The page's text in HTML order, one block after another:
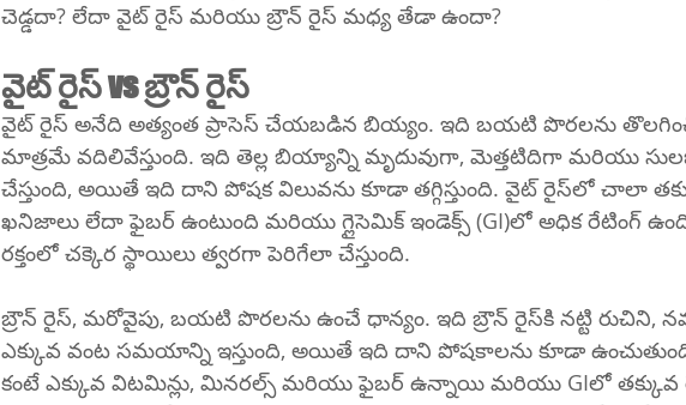
చెడ్డదా? లేదా వైట్ రైస్ మరియు బ్రౌన్ రైస్ మధ్య తేడా ఉందా?
వైట్ రైస్ vs బ్రౌన్ రైస్
వైట్ రైస్ అనేది అత్యంత ప్రాసెస్ చేయబడిన బియ్యం. ఇది బయటి పొరలను
మాత్రమే వదిలివేస్తుంది. ఇది తెల్ల బియ్యాన్ని మృదువుగా, మెత్తటిదిగా మరియు
చేస్తుంది, అయితే ఇది దాని పోషక విలువను కూడా తగ్గిస్తుంది. వైట్ రైస్‌లో చాలా తక్కువ విటమిన్లు,
ఖనిజాలు లేదా ఫైబర్ ఉంటుంది మరియు గ్లైసెమిక్ ఇండెక్స్ (GI)లో అధిక రేటింగ్
రక్తంలో చక్కెర స్థాయిలు త్వరగా పెరిగేలా చేస్తుంది.
బ్రౌన్ రైస్, మరోవైపు, బయటి పొరలను ఉంచే ధాన్యం. ఇది బ్రౌన్ రైస్‌కి నట్టి రుచిని, నమలిన ఆకృతిని మరియు
ఎక్కువ వంట సమయాన్ని ఇస్తుంది, అయితే ఇది దాని పోషకాలను కూడా ఉంచుతుంది. బ్రౌన్
కంటే ఎక్కువ విటమిన్లు, మినరల్స్ మరియు ఫైబర్ ఉన్నాయి మరియు GIలో తక్కువ